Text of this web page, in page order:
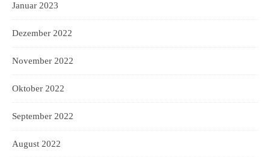
Januar 2023
Dezember 2022
November 2022
Oktober 2022
September 2022
August 2022